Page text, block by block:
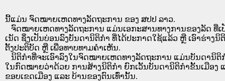
ນີ້ແມ່ນ ຈົດໝາຍເຫດທາງລັດຖະການ ຂອງ ສປປ ລາວ.
ຈົດໝາຍເຫດທາງລັດຖະການ ແມ່ນ​ເອ​ກະ​ສານ​ທາງ​ການ​ຂອງ​ລັດ ທີ່​ເ
ເນັດ ຊຶ່ງ​ເປັນ​ບ່ອນ​ລົງ​ບັນ​ດາ​ນິ​ຕິ​ກຳ ທີ່ໄດ້ປະກາດໃຊ້ແລ້ວ ຫຼື ເອົາຮ່າງ
ຕັ້ງ​ປະ​ຕິ​ບັດ ຫຼື ເພື່ອທາບທາມຄໍາເຫັນ.
ນິ​ຕິ​ກຳ​ທີ່​ຈະ​ເອົາ​ລົງ​ໃນ​ຈົດ​ໝາຍ​ເຫດ​ທາງ​ລັດ​ຖະ​ການ ​ແມ່ນ​ບັນ​ດາ​ນິ​ຕິ​
ໃນ​ກົດ​ໝາຍ​ວ່າ​ດ້ວຍ​ ການ​ສ້າງ​ນິ​ຕິ​ກຳ ຍົກ​ເວັ້ນ​ບັນ​ດານິ​ຕິ​ກຳ​ຂັ້ນ​ເມືອງ
ຂອບ​ເຂດ​ເມືອງ ແລະ ບ້ານ​ຂອງ​ຕົນ​ເທົ່າ​ນັ້ນ.